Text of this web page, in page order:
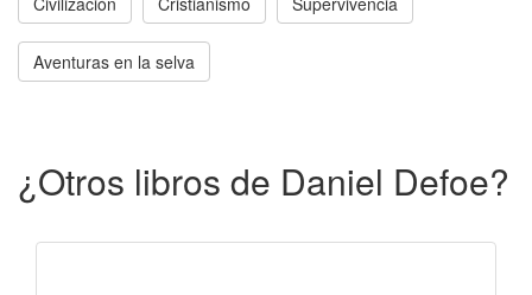
Aventuras en la selva
¿Otros libros de Daniel Defoe?